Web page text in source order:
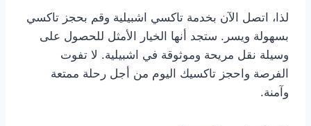
لذا، اتصل الآن بخدمة تاكسي اشبيلية وقم بحجز تاكسي
بسهولة ويسر. ستجد أنها الخيار الأمثل للحصول على
وسيلة نقل مريحة وموثوقة في اشبيلية. لا تفوت
الفرصة واحجز تاكسيك اليوم من أجل رحلة ممتعة
وآمنة.